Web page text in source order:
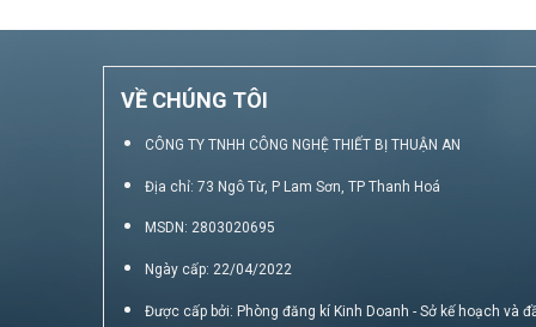
VỀ CHÚNG TÔI
CÔNG TY TNHH CÔNG NGHỆ THIẾT BỊ THUẬN AN
Địa chỉ: 73 Ngô Từ, P Lam Sơn, TP Thanh Hoá
MSDN: 2803020695
Ngày cấp: 22/04/2022
Được cấp bởi: Phòng đăng kí Kinh Doanh - Sở kế hoạch và